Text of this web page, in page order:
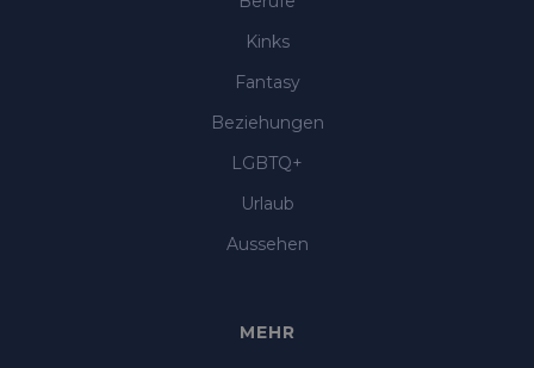
Kinks
Fantasy
Beziehungen
LGBTQ+
Urlaub
Aussehen
MEHR